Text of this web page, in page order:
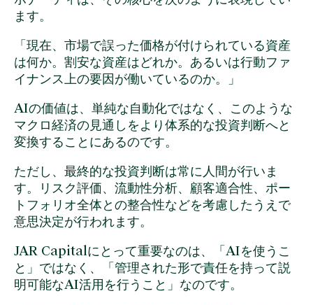
ます。
「現在、市場で誤った価格が付けられている資産
は何か。割安な資産はどれか。あるいは行動ファ
イナンス上の要因が働いているのか。」
AIの価値は、単純な自動化ではなく、このような
マクロ経済の見通しをより体系的な投資判断へと
変換することにあるのです。
ただし、最終的な投資判断は常に人間が行いま
す。リスク評価、流動性分析、顧客適合性、ポー
トフォリオ全体との整合性などを考慮したうえで
意思決定が行われます。
JAR Capitalにとって重要なのは、「AIを使うこ
と」ではなく、「管理された形で責任を持って説
明可能なAI活用を行うこと」なのです。